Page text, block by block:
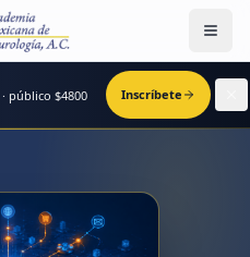
· público $4800 Inscríbete